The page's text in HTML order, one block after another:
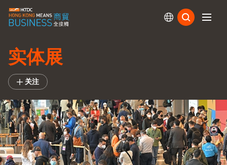
实体展
关注